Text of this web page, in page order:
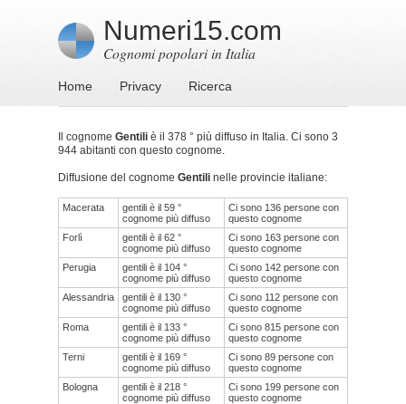
Numeri15.com
Cognomi popolari in Italia
Home Privacy Ricerca
Il cognome Gentili è il 378 ° più diffuso in Italia. Ci sono 3
944 abitanti con questo cognome.
Diffusione del cognome Gentili nelle provincie italiane:
Macerata
gentili è il 59 °
cognome più diffuso
Ci sono 136 persone con
questo cognome
Forlì
gentili è il 62 °
cognome più diffuso
Ci sono 163 persone con
questo cognome
Perugia
gentili è il 104 °
cognome più diffuso
Ci sono 142 persone con
questo cognome
Alessandria
gentili è il 130 °
cognome più diffuso
Ci sono 112 persone con
questo cognome
Roma
gentili è il 133 °
cognome più diffuso
Ci sono 815 persone con
questo cognome
Terni
gentili è il 169 °
cognome più diffuso
Ci sono 89 persone con
questo cognome
Bologna
gentili è il 218 °
cognome più diffuso
Ci sono 199 persone con
questo cognome